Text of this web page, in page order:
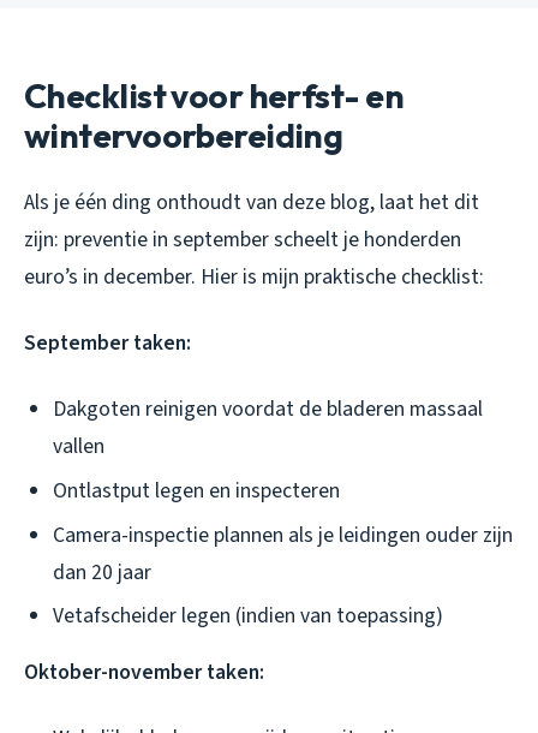
Checklist voor herfst- en
wintervoorbereiding
Als je één ding onthoudt van deze blog, laat het dit
zijn: preventie in september scheelt je honderden
euro’s in december. Hier is mijn praktische checklist:
September taken:
Dakgoten reinigen voordat de bladeren massaal
vallen
Ontlastput legen en inspecteren
Camera-inspectie plannen als je leidingen ouder zijn
dan 20 jaar
Vetafscheider legen (indien van toepassing)
Oktober-november taken: